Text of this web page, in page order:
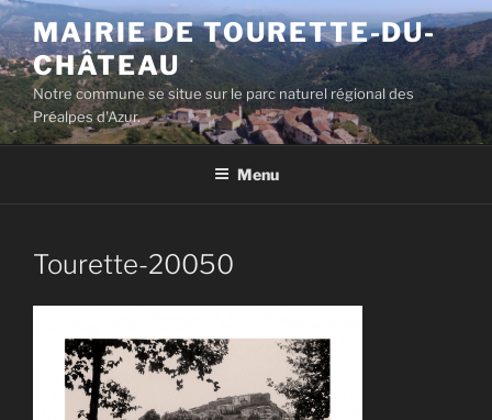
Aller
au
contenu
principal
MAIRIE DE TOURETTE-DU-
CHÂTEAU
Notre commune se situe sur le parc naturel régional des
Préalpes d'Azur.
Menu
Tourette-20050